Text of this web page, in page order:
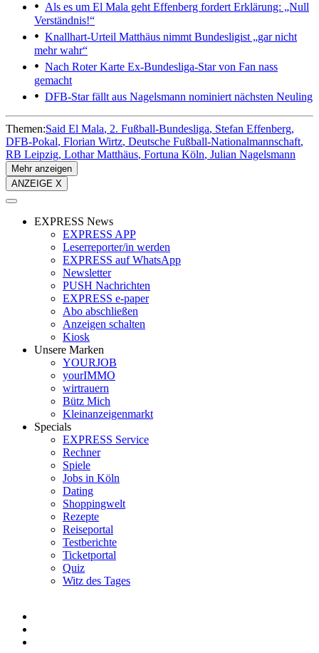
Als es um El Mala geht Effenberg fordert Erklärung: „Null
Verständnis!“
Knallhart-Urteil Matthäus nimmt Bundesligist „gar nicht
mehr wahr“
Nach Roter Karte Ex-Bundesliga-Star von Fan nass
gemacht
DFB-Star fällt aus Nagelsmann nominiert nächsten Neuling
Themen:Said El Mala 2. Fußball-Bundesliga Stefan Effenberg
DFB-Pokal Florian Wirtz Deutsche Fußball-Nationalmannschaft
RB Leipzig Lothar Matthäus Fortuna Köln Julian Nagelsmann
Mehr anzeigen
ANZEIGE X
EXPRESS News
EXPRESS APP
Leserreporter/in werden
EXPRESS auf WhatsApp
Newsletter
PUSH Nachrichten
EXPRESS e-paper
Abo abschließen
Anzeigen schalten
Kiosk
Unsere Marken
YOURJOB
yourIMMO
wirtrauern
Bütz Mich
Kleinanzeigenmarkt
Specials
EXPRESS Service
Rechner
Spiele
Jobs in Köln
Dating
Shoppingwelt
Rezepte
Reiseportal
Testberichte
Ticketportal
Quiz
Witz des Tages